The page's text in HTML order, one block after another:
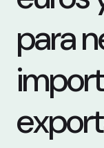
para